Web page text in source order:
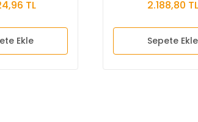
TL
Ekle
2.188,80 TL
Sepete Ekle